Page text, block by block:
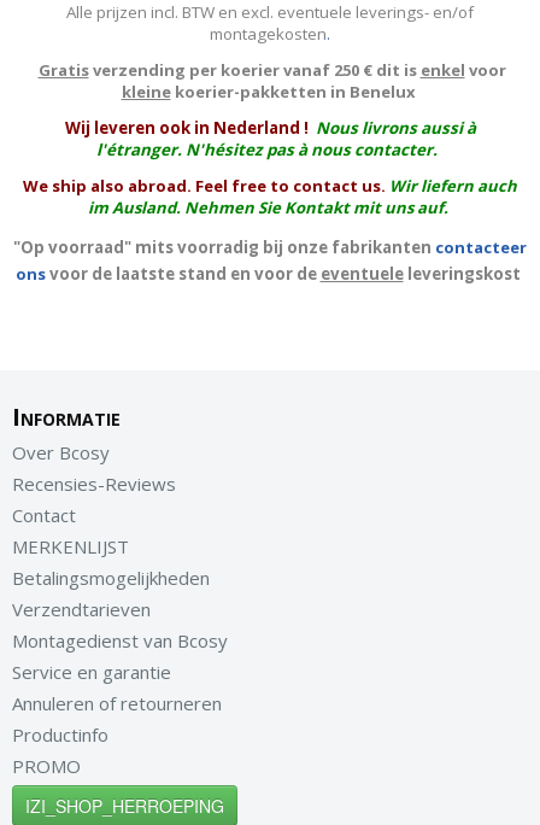
Alle prijzen incl. BTW en excl. eventuele leverings- en/of
montagekosten.
Gratisverzending per koerier vanaf 250 € dit is enkel voor
kleinekoerier-pakketten in Benelux
Wij leveren ook in Nederland ! Nous livrons aussi à
l'étranger. N'hésitez pas à nous contacter.
We ship also abroad. Feel free to contact us. Wir liefern auch
im Ausland. Nehmen Sie Kontakt mit uns auf.
"Op voorraad" mits voorradig bij onze fabrikanten contacteer
onsvoor de laatste stand en voor de eventueleleveringskost
Informatie
Over Bcosy
Recensies-Reviews
Contact
MERKENLIJST
Betalingsmogelijkheden
Verzendtarieven
Montagedienst van Bcosy
Service en garantie
Annuleren of retourneren
Productinfo
PROMO
IZI_SHOP_HERROEPING